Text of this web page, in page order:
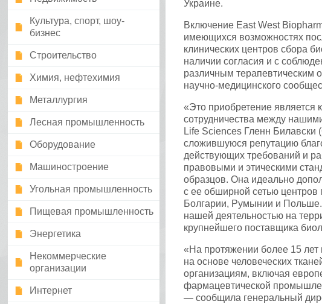
Культура, спорт, шоу-
бизнес
Строительство
Химия, нефтехимия
Металлургия
Лесная промышленность
Оборудование
Машиностроение
Угольная промышленность
Пищевая промышленность
Энергетика
Некоммерческие
организации
Интернет
Украине.
Включение East West
имеющихся возможностях
клинических центров сбора
наличии согласия и с
различным терапевтическим
научно-медицинского
«Это приобретение является
сотрудничества между
Life Sciences Гленн
сложившуюся репутацию
действующих требований и
правовыми и этическими
образцов. Она идеально
с ее обширной сетью центров
Болгарии, Румынии и Польше.
нашей деятельностью на
крупнейшего поставщика
«На протяжении более 15
на основе человеческих
организациям, включая
фармацевтической
— сообщила генеральный